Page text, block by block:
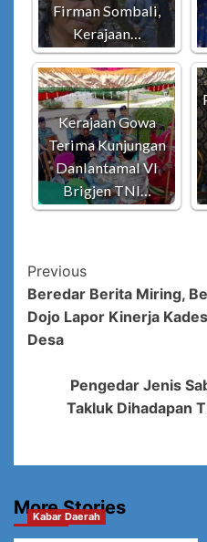
Firman Sombali,
Kerajaan…
Kerajaan Gowa
Terima Kunjungan
Danlantamal VI
Brigjen TNI…
Post
Navigation
Previous
Beredar Berita Miring,
Dojo Lapor Kinerja
Desa
Pengedar Jenis
Takluk Dihadapan
More Stories
Kabar Daerah